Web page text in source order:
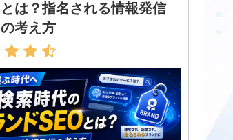
とは？指名される情報発信
の考え方